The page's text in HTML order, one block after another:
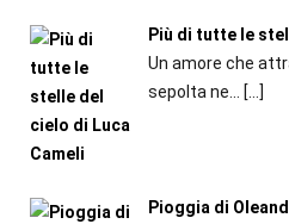
Più di tutte le
Un amore che
sepolta ne...
[…]
Pioggia di